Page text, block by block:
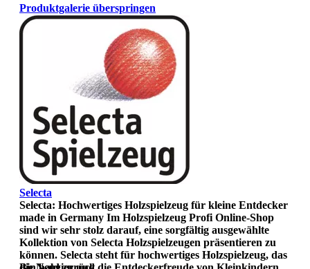
Produktgalerie überspringen
Selecta
Selecta: Hochwertiges Holzspielzeug für kleine Entdecker
made in Germany Im Holzspielzeug Profi Online-Shop
sind wir sehr stolz darauf, eine sorgfältig ausgewählte
Kollektion von Selecta Holzspielzeugen präsentieren zu
können. Selecta steht für hochwertiges Holzspielzeug, das